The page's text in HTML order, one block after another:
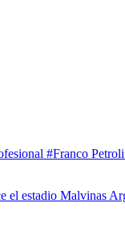
#Franco Petroli
el estadio Malvinas